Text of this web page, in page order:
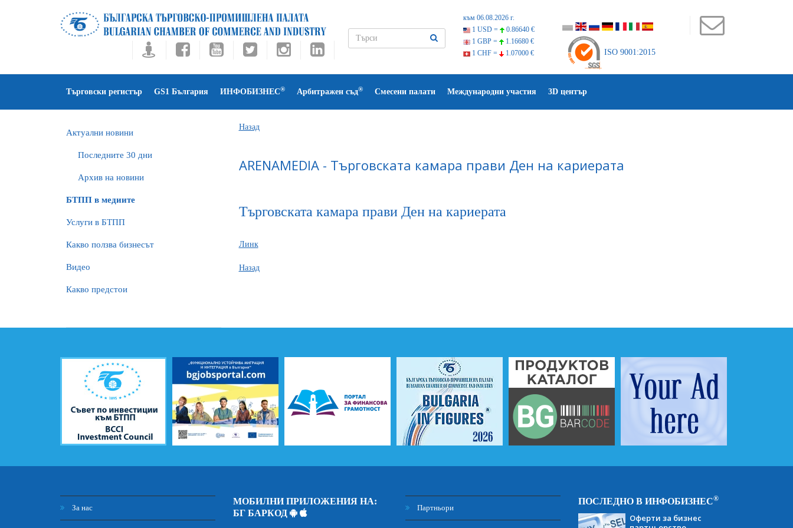
към 06.08.2026 г.
1 USD =
0.86640 €
1 GBP =
1.16680 €
1 CHF =
1.07000 € ISO 9001:2015
Търговски регистър GS1 България ИНФОБИЗНЕС® Арбитражен съд® Смесени палати Международни участия 3D център
Актуални новини
Последните 30 дни
Архив на новини
БTПП в медиите
Услуги в БТПП
Какво ползва бизнесът
Видео
Какво предстои
Назад
ARENAMEDIA - Търговската камара прави Ден на кариерата
Търговската камара прави Ден на кариерата
Линк
Назад
За нас
МОБИЛНИ ПРИЛОЖЕНИЯ НА:
БГ БАРКОД
Партньори
ПОСЛЕДНО В ИНФОБИЗНЕС®
Оферти за бизнес